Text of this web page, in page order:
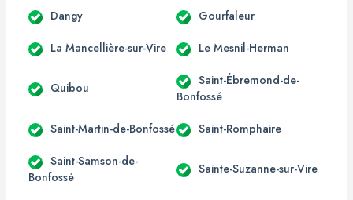
Dangy Gourfaleur
La Mancellière-sur-Vire Le Mesnil-Herman
Quibou
Saint-Ébremond-de-
Bonfossé
Saint-Martin-de-Bonfossé Saint-Romphaire
Saint-Samson-de-
Bonfossé
Sainte-Suzanne-sur-Vire